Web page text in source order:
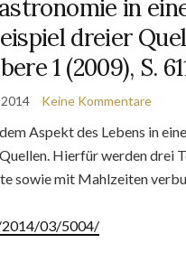
in
dreier
1 (2009), S.
Keine Kommentare
Aspekt des Lebens in
Hierfür werden drei
sowie mit Mahlzeiten
2014/03/5004/